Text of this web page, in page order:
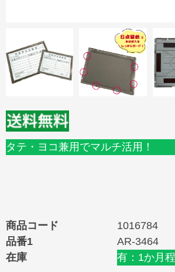
タテ・ヨコ兼用でマルチ活用！
商品コード
1016784
品番1
AR-3464
在庫
有：1か月